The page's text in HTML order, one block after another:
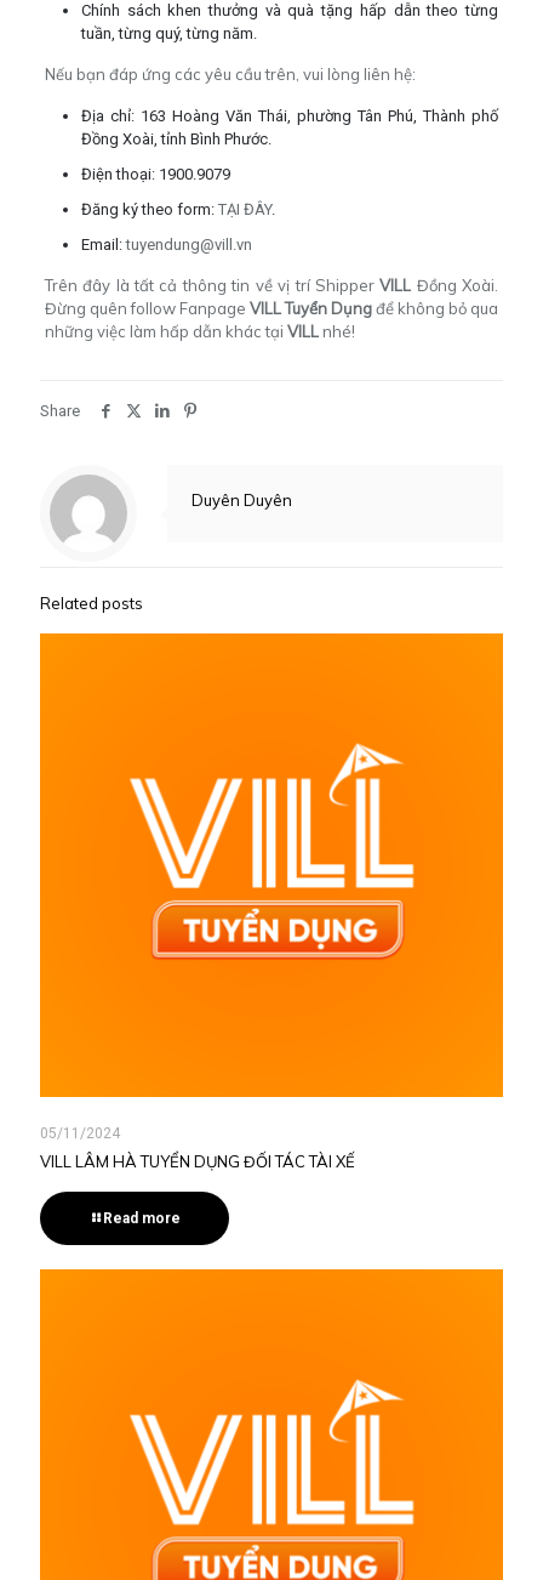
Chính sách khen thưởng và quà tặng hấp dẫn theo từng
tuần, từng quý, từng năm.
Nếu bạn đáp ứng các yêu cầu trên, vui lòng liên hệ:
Địa chỉ: 163 Hoàng Văn Thái, phường Tân Phú, Thành phố
Đồng Xoài, tỉnh Bình Phước.
Điện thoại: 1900.9079
Đăng ký theo form: TẠI ĐÂY.
Email:tuyendung@vill.vn
Trên đây là tất cả thông tin về vị trí ShipperVILL Đồng Xoài.
Đừng quên follow Fanpage VILL Tuyển Dụngđể không bỏ qua
những việc làm hấp dẫn khác tại VILLnhé!
Share
Duyên Duyên
Related posts
05/11/2024
VILL LÂM HÀ TUYỂN DỤNG ĐỐI TÁC TÀI XẾ
Read more